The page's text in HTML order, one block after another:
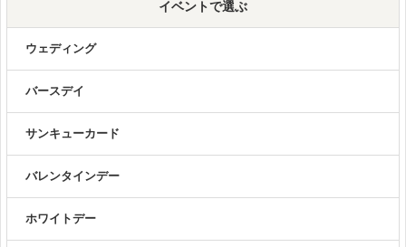
イベントで選ぶ
ウェディング
バースデイ
サンキューカード
バレンタインデー
ホワイトデー